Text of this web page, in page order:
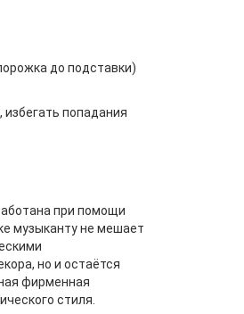
до подставки)
избегать попадания
при помощи
музыканту не мешает
но и остаётся
фирменная
стиля.